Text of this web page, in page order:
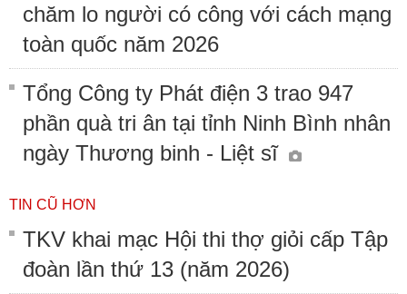
chăm lo người có công với cách mạng
toàn quốc năm 2026
Tổng Công ty Phát điện 3 trao 947
phần quà tri ân tại tỉnh Ninh Bình nhân
ngày Thương binh - Liệt sĩ
TIN CŨ HƠN
TKV khai mạc Hội thi thợ giỏi cấp Tập
đoàn lần thứ 13 (năm 2026)